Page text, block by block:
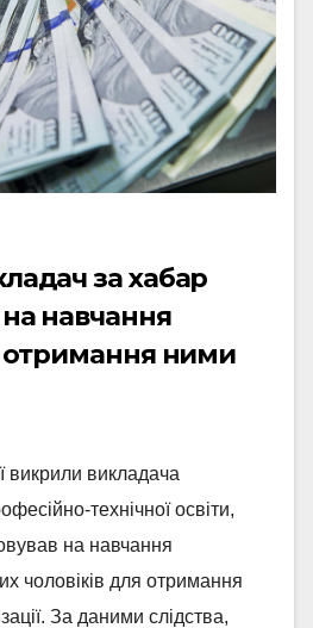
за хабар
навчання
отримання ними
викрили викладача
технічної освіти,
на навчання
чоловіків для отримання
За даними слідства,